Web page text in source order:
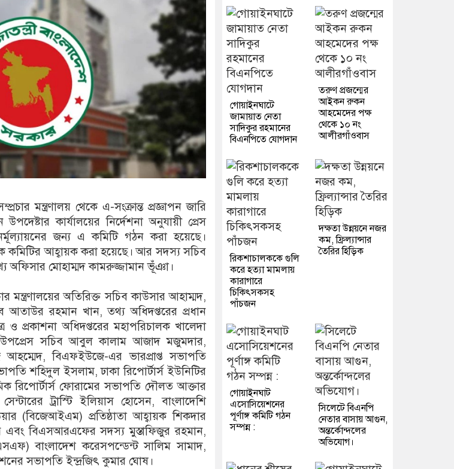
মন্ত্রণালয় থেকে এ-সংক্রান্ত প্রজ্ঞাপন জারি
কার্যালয়ের নির্দেশনা অনুযায়ী প্রেস
জন্য এ কমিটি গঠন করা হয়েছে।
কমিটির আহ্বায়ক করা হয়েছে। আর সদস্য সচিব
অফিসার মোহাম্মদ কামরুজ্জামান ভূঁঞা।
মন্ত্রণালয়ের অতিরিক্ত সচিব কাউসার আহাম্মদ,
আতাউর রহমান খান, তথ্য অধিদপ্তরের প্রধান
প্রকাশনা অধিদপ্তরের মহাপরিচালক খালেদা
উপপ্রেস সচিব আবুল কালাম আজাদ মজুমদার,
বিএফইউজে-এর ভারপ্রাপ্ত সভাপতি
শহিদুল ইসলাম, ঢাকা রিপোর্টার্স ইউনিটির
ফোরামের সভাপতি দৌলত আক্তার
ট্রাস্টি ইলিয়াস হোসেন, বাংলাদেশি
(বিজেআইএম) প্রতিষ্ঠাতা আহ্বায়ক শিকদার
এবং বিএসআরএফের সদস্য মুস্তাফিজুর রহমান,
বাংলাদেশ করেসপন্ডেন্ট সালিম সামাদ,
সভাপতি ইন্দ্রজিৎ কুমার ঘোষ।
গোয়াইনঘাটে
জামায়াত নেতা
সাদিকুর রহমানের
বিএনপিতে যোগদান
তরুণ প্রজন্মের
আইকন রুকন
আহমেদের পক্ষ
থেকে ১০ নং
আলীরগাঁওবাস
রিকশাচালককে গুলি
করে হত্যা মামলায়
কারাগারে
চিকিৎসকসহ
পাঁচজন
দক্ষতা উন্নয়নে নজর
কম, ফ্রিল্যান্সার
তৈরির হিড়িক
গোয়াইনঘাট
এসোসিয়েশনের
পূর্ণাঙ্গ কমিটি গঠন
সম্পন্ন :
সিলেটে বিএনপি
নেতার বাসায় আগুন,
অন্তর্কোন্দলের
অভিযোগ।